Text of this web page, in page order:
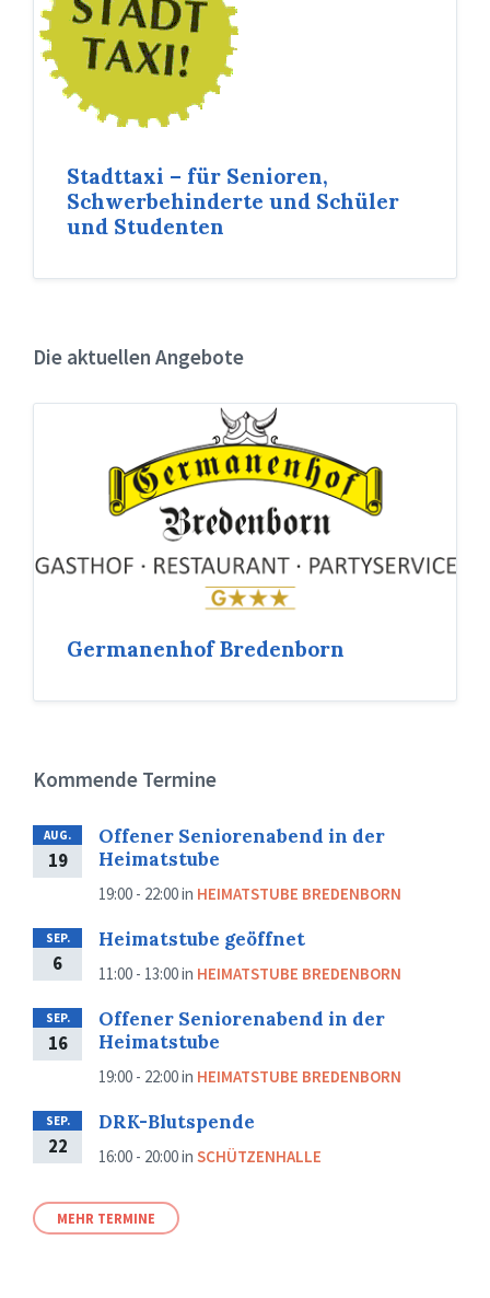
Stadttaxi – für Senioren,
Schwerbehinderte und Schüler
und Studenten
Die aktuellen Angebote
Germanenhof Bredenborn
Kommende Termine
AUG.
19
Offener Seniorenabend in der
Heimatstube
19:00 - 22:00in HEIMATSTUBE BREDENBORN
SEP.
6
Heimatstube geöffnet
11:00 - 13:00in HEIMATSTUBE BREDENBORN
SEP.
16
Offener Seniorenabend in der
Heimatstube
19:00 - 22:00in HEIMATSTUBE BREDENBORN
SEP.
22
DRK-Blutspende
16:00 - 20:00in SCHÜTZENHALLE
MEHR TERMINE